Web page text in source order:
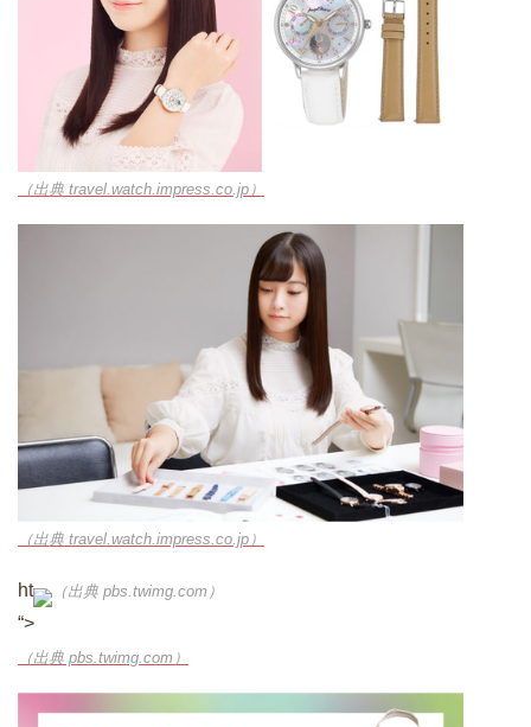
（出典 travel.watch.impress.co.jp）
（出典 travel.watch.impress.co.jp）
ht （出典 pbs.twimg.com）
“>
（出典 pbs.twimg.com）